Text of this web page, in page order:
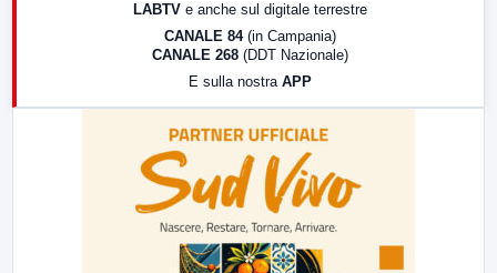
LABTV e anche sul digitale terrestre
CANALE 84 (in Campania)
CANALE 268 (DDT Nazionale)
E sulla nostra APP